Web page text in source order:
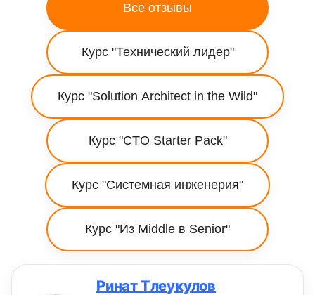
Все отзывы
Курс "Технический лидер"
Курс "Solution Architect in the Wild"
Курс "CTO Starter Pack"
Курс "Системная инженерия"
Курс "Из Middle в Senior"
Ринат Тлеукулов